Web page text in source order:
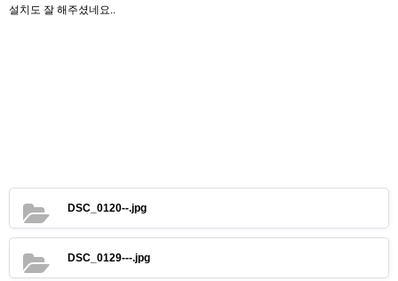
설치도 잘 해주셨네요..
DSC_0120--.jpg
DSC_0129---.jpg